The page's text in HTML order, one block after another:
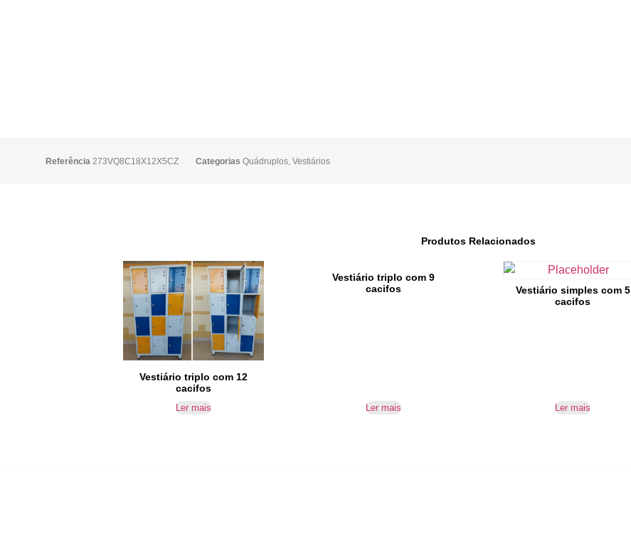
Referência 273VQ8C18X12X5CZ Categorias Quádruplos, Vestiários
Produtos Relacionados
Vestiário triplo com 12
cacifos
Ler mais
Vestiário triplo com 9
cacifos
Ler mais
Vestiário simples com 5
cacifos
Ler mais